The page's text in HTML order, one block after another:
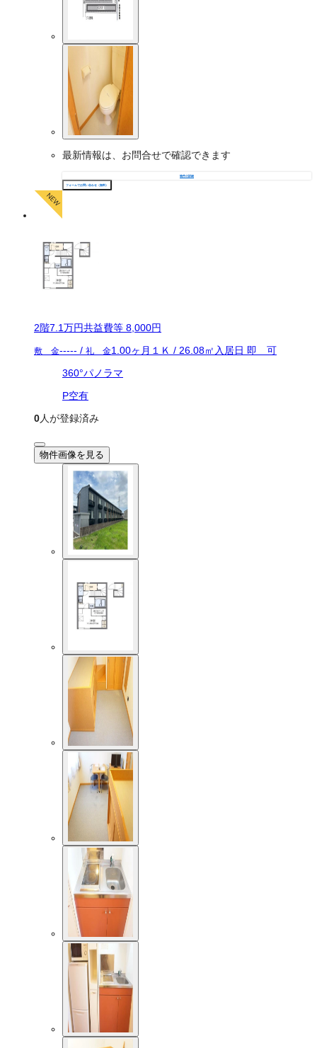
最新情報は、お問合せで確認できます
物件の詳細
フォームでお問い合わせ（無料）
2階7.1万円共益費等 8,000円
敷 金----- / 礼 金1.00ヶ月 １Ｋ / 26.08㎡ 入居日 即 可
360°パノラマ
P空有
0人が登録済み
物件画像を見る